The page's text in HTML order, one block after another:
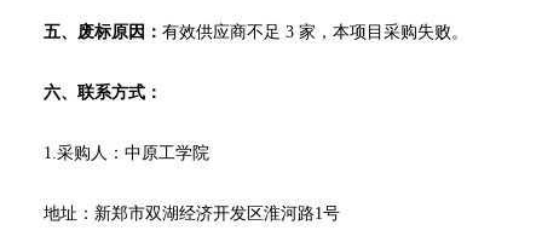
五、废标原因： 有效供应商不足 3 家， 本项目采购失败。
六、联系方式：
1.采购人： 中原工学院
地址： 新郑市双湖经济开发区淮河路1号